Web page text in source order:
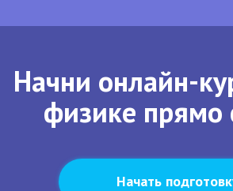
Начни онлайн-
физике прямо
Начать